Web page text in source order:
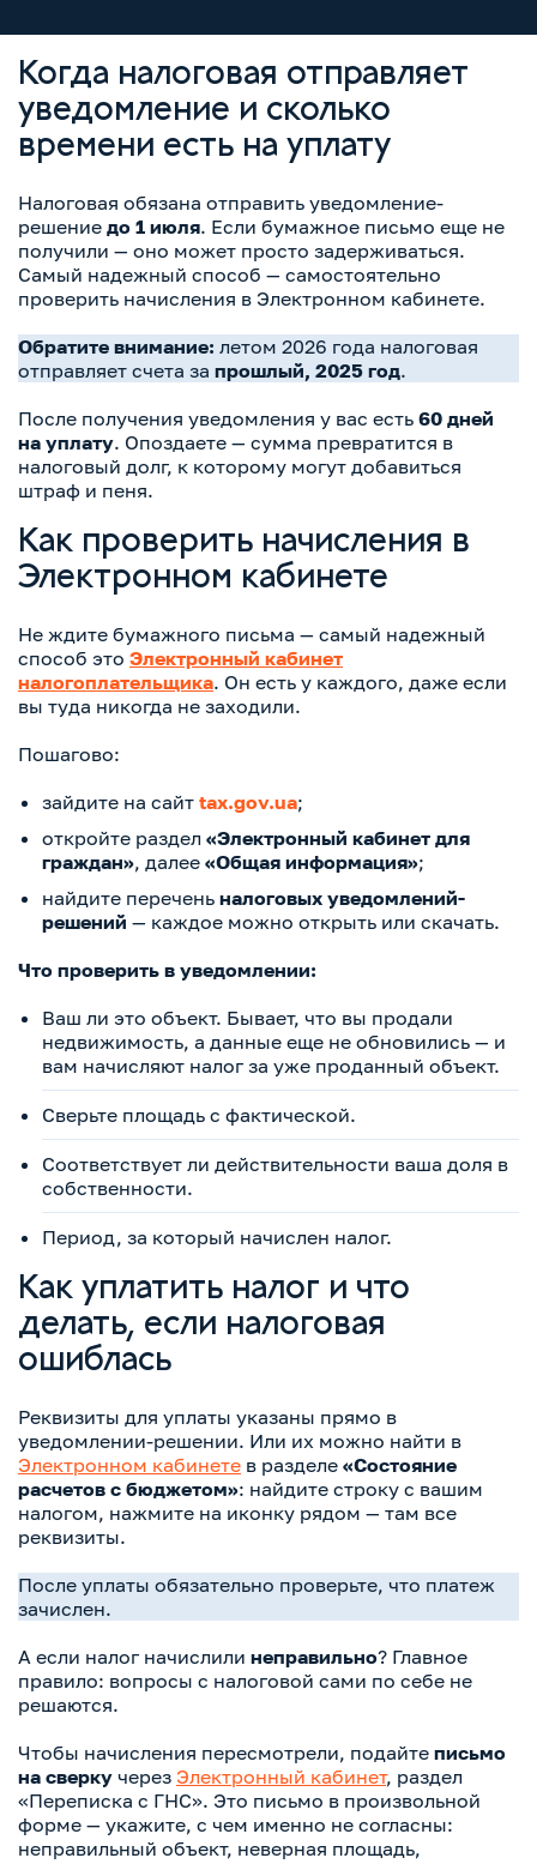
Когда налоговая отправляет
уведомление и сколько
времени есть на уплату
Налоговая обязана отправить уведомление-
решение до 1 июля. Если бумажное письмо еще не
получили — оно может просто задерживаться.
Самый надежный способ — самостоятельно
проверить начисления в Электронном кабинете.
Обратите внимание: летом 2026 года налоговая
отправляет счета за прошлый, 2025 год.
После получения уведомления у вас есть 60 дней
на уплату. Опоздаете — сумма превратится в
налоговый долг, к которому могут добавиться
штраф и пеня.
Как проверить начисления в
Электронном кабинете
Не ждите бумажного письма — самый надежный
способ это Электронный кабинет
налогоплательщика. Он есть у каждого, даже если
вы туда никогда не заходили.
Пошагово:
зайдите на сайт tax.gov.ua;
откройте раздел «Электронный кабинет для
граждан», далее «Общая информация»;
найдите перечень налоговых уведомлений-
решений — каждое можно открыть или скачать.
Что проверить в уведомлении:
Ваш ли это объект. Бывает, что вы продали
недвижимость, а данные еще не обновились — и
вам начисляют налог за уже проданный объект.
Сверьте площадь с фактической.
Соответствует ли действительности ваша доля в
собственности.
Период, за который начислен налог.
Как уплатить налог и что
делать, если налоговая
ошиблась
Реквизиты для уплаты указаны прямо в
уведомлении-решении. Или их можно найти в
Электронном кабинете в разделе «Состояние
расчетов с бюджетом»: найдите строку с вашим
налогом, нажмите на иконку рядом — там все
реквизиты.
После уплаты обязательно проверьте, что платеж
зачислен.
А если налог начислили неправильно? Главное
правило: вопросы с налоговой сами по себе не
решаются.
Чтобы начисления пересмотрели, подайте письмо
на сверку через Электронный кабинет, раздел
«Переписка с ГНС». Это письмо в произвольной
форме — укажите, с чем именно не согласны:
неправильный объект, неверная площадь,